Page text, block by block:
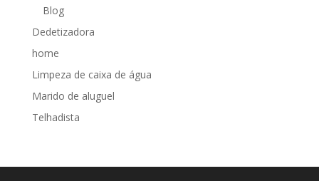
Blog
Dedetizadora
home
Limpeza de caixa de água
Marido de aluguel
Telhadista